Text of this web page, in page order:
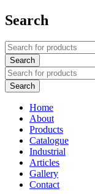
Search
Home
About
Products
Catalogue
Industrial
Articles
Gallery
Contact